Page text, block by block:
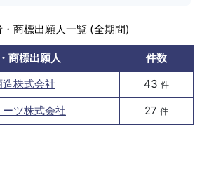
商標出願人一覧 (全期間)
商標出願人
件数
株式会社
43 件
ツ株式会社 27 件